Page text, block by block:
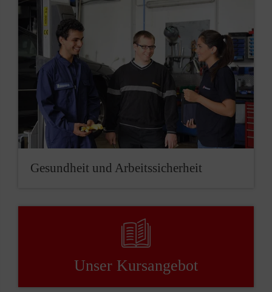
Gesundheit und Arbeitssicherheit
Unser ­Kursangebot